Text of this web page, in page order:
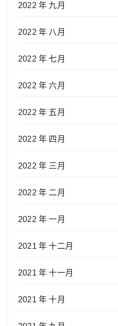
2022 年 九月
2022 年 八月
2022 年 七月
2022 年 六月
2022 年 五月
2022 年 四月
2022 年 三月
2022 年 二月
2022 年 一月
2021 年 十二月
2021 年 十一月
2021 年 十月